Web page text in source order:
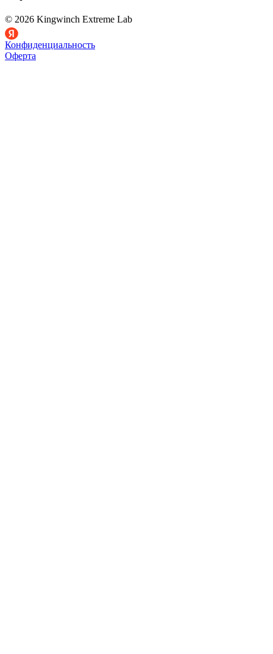
© 2026 Kingwinch Extreme Lab
Конфиденциальность
Оферта